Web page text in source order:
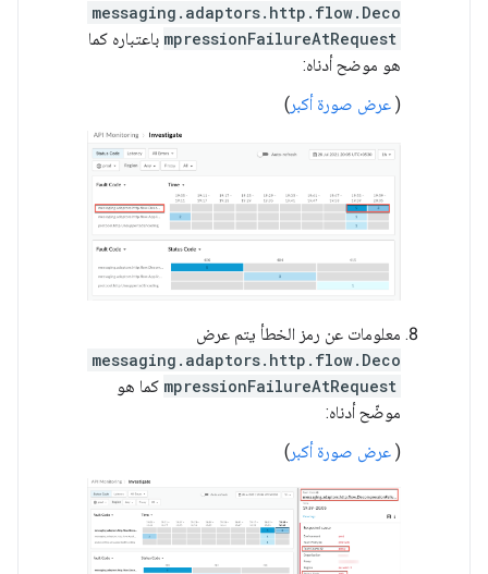
messaging.adaptors.http.flow.Deco
mpressionFailureAtRequest باعتباره كما
هو موضح أدناه:
( عرض صورة أكبر)
معلومات عن رمز الخطأ يتم عرض
messaging.adaptors.http.flow.Deco
mpressionFailureAtRequest كما هو
موضّح أدناه:
( عرض صورة أكبر)